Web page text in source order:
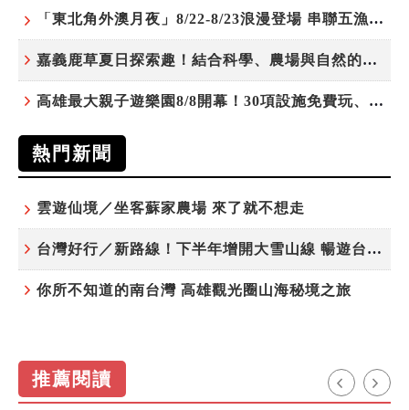
「東北角外澳月夜」8/22-8/23浪漫登場 串聯五漁村、音樂、市集、火舞與慢旅共度夏夜
嘉義鹿草夏日探索趣！結合科學、農場與自然的親子小旅行
高雄最大親子遊樂園8/8開幕！30項設施免費玩、YOYO家族嗨翻暑假
熱門新聞
雲遊仙境／坐客蘇家農場 來了就不想走
台灣好行／新路線！下半年增開大雪山線 暢遊台中更便利
你所不知道的南台灣 高雄觀光圈山海秘境之旅
推薦閱讀